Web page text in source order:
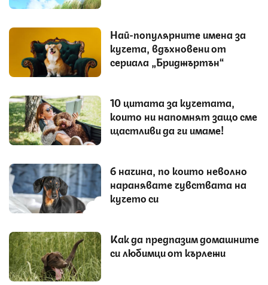
Най-популярните имена за
кучета, вдъхновени от
сериала „Бриджъртън“
10 цитата за кучетата,
които ни напомнят защо сме
щастливи да ги имаме!
6 начина, по които неволно
наранявате чувствата на
кучето си
Как да предпазим домашните
си любимци от кърлежи